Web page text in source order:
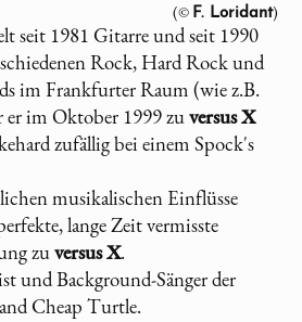
(© F. Loridant)
seit 1981 Gitarre und seit 1990
Rock, Hard Rock und
im Frankfurter Raum (wie z.B.
er im Oktober 1999 zuversus X
zufällig bei einem Spock's
musikalischen Einflüsse
lange Zeit vermisste
zuversus X.
und Background-Sänger der
Cheap Turtle.